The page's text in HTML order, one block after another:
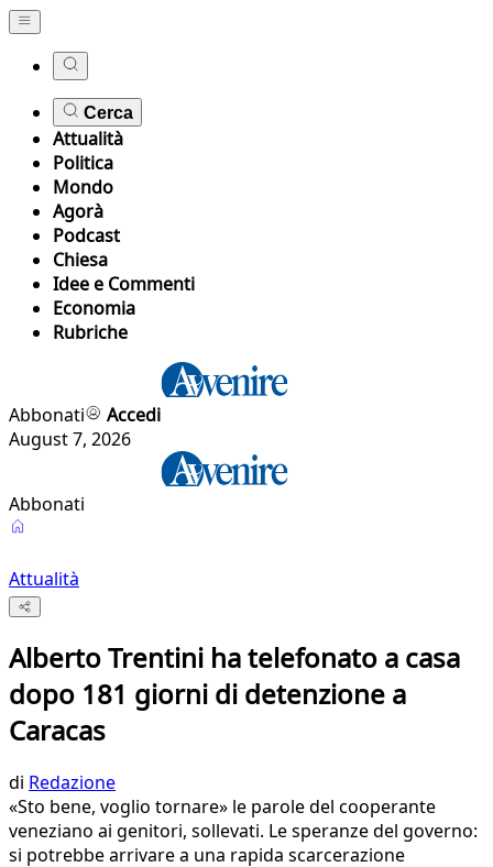
Cerca
Attualità
Politica
Mondo
Agorà
Podcast
Chiesa
Idee e Commenti
Economia
Rubriche
Abbonati
Accedi
August 7, 2026
Abbonati
Attualità
Alberto Trentini ha telefonato a casa
dopo 181 giorni di detenzione a
Caracas
di Redazione
«Sto bene, voglio tornare» le parole del cooperante
veneziano ai genitori, sollevati. Le speranze del governo:
si potrebbe arrivare a una rapida scarcerazione